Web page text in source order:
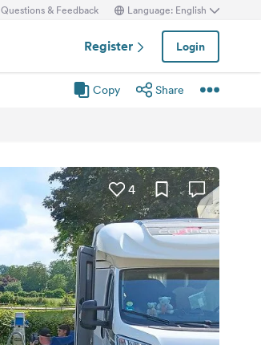
Questions & Feedback Language: English
Register Login
Copy Share
4